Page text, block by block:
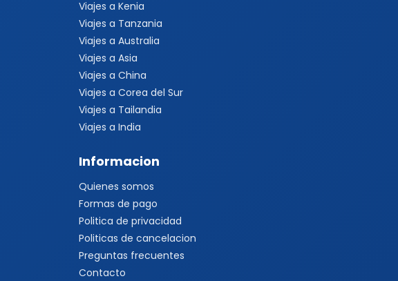
Viajes a Kenia
Viajes a Tanzania
Viajes a Australia
Viajes a Asia
Viajes a China
Viajes a Corea del Sur
Viajes a Tailandia
Viajes a India
Informacion
Quienes somos
Formas de pago
Politica de privacidad
Politicas de cancelacion
Preguntas frecuentes
Contacto